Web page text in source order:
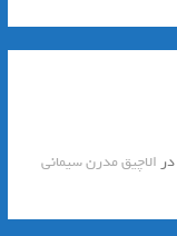
در الاچیق مدرن سیمانی